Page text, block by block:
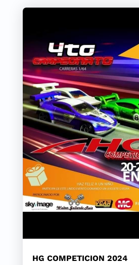
HG COMPETICION 2024